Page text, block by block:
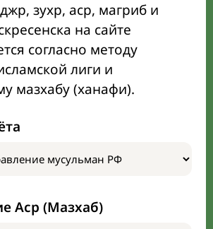
зухр, аср, магриб и
на сайте
согласно методу
лиги и
мазхабу (ханафи).
Аср (Мазхаб)